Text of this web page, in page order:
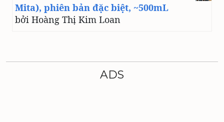
Mita), phiên bản đặc biệt, ~500mL
bởi Hoàng Thị Kim Loan
ADS